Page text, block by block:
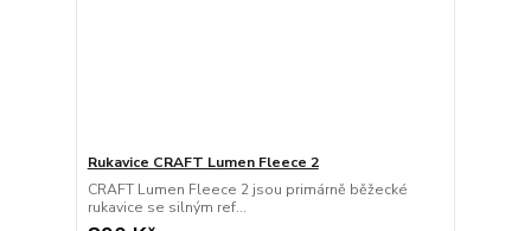
Rukavice CRAFT Lumen Fleece 2
CRAFT Lumen Fleece 2 jsou primárně běžecké
rukavice se silným ref...